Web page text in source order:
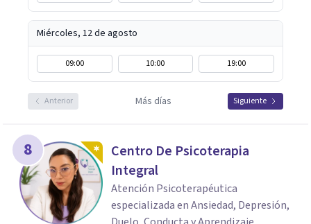
Miércoles, 12 de agosto
09:00 10:00 19:00
Anterior Más días Siguiente
8
Centro De Psicoterapia
Integral
Atención Psicoterapéutica
especializada en Ansiedad, Depresión,